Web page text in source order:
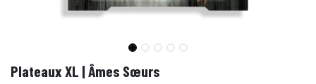
Plateaux XL | Âmes Sœurs